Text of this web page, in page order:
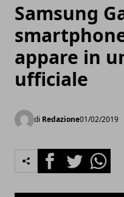
Samsung
appare in
ufficiale
di Redazione01/02/2019
FacebookTwitter